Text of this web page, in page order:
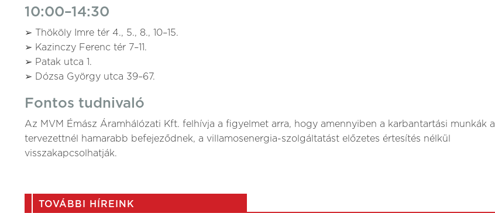
10:00–14:30
➢ Thököly Imre tér 4., 5., 8., 10–15.
➢ Kazinczy Ferenc tér 7–11.
➢ Patak utca 1.
➢ Dózsa György utca 39–67.
Fontos tudnivaló
Az MVM Émász Áramhálózati Kft. felhívja a figyelmet arra, hogy amennyiben a karbantartási munkák a
tervezettnél hamarabb befejeződnek, a villamosenergia-szolgáltatást előzetes értesítés nélkül
visszakapcsolhatják.
TOVÁBBI HÍREINK